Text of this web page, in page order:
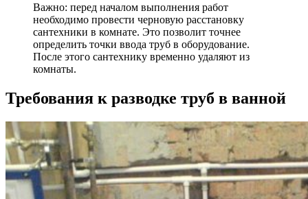
Важно: перед началом выполнения работ
необходимо провести черновую расстановку
сантехники в комнате. Это позволит точнее
определить точки ввода труб в оборудование.
После этого сантехнику временно удаляют из
комнаты.
Требования к разводке труб в ванной